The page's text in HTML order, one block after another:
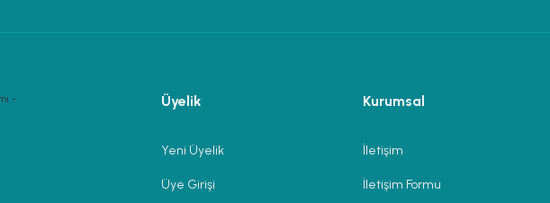
Üyelik
Yeni Üyelik
Üye Girişi
Kurumsal
İletişim
İletişim Formu